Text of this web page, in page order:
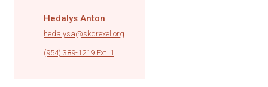
Hedalys Anton
hedalysa@skdrexel.org
(954) 389-1219 Ext. 1